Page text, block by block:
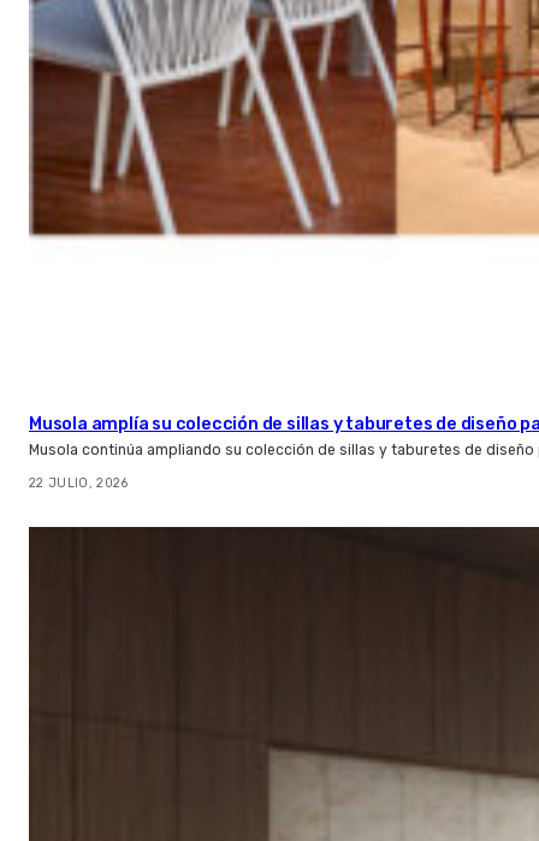
Musola amplía su colección de sillas y taburetes de diseño
Musola continúa ampliando su colección de sillas y taburetes de
22 JULIO, 2026